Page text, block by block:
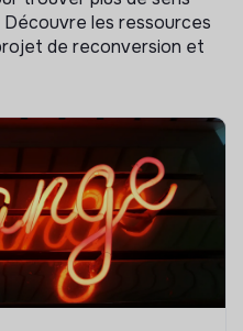
les ressources
de reconversion et